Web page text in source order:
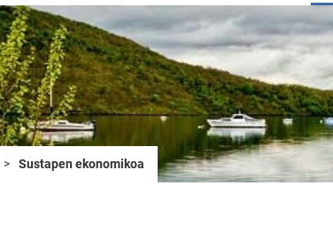
> Sustapen ekonomikoa